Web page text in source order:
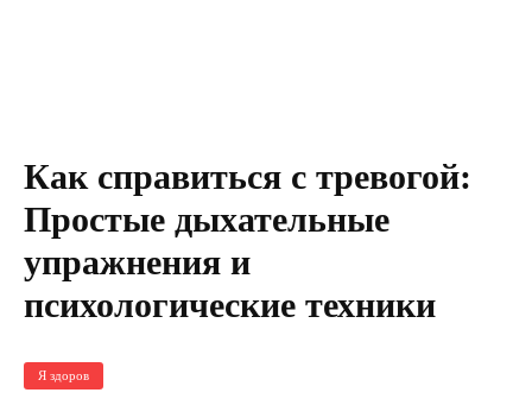
Как справиться с тревогой:
Простые дыхательные
упражнения и
психологические техники
Я здоров